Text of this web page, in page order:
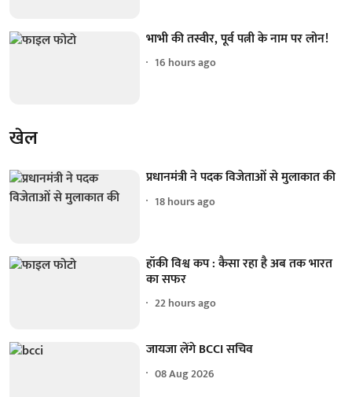
भाभी की तस्वीर, पूर्व पत्नी के नाम पर लोन!
16 hours ago
खेल
प्रधानमंत्री ने पदक विजेताओं से मुलाकात की
18 hours ago
हॉकी विश्व कप : कैसा रहा है अब तक भारत
का सफर
22 hours ago
जायजा लेंगे BCCI सचिव
08 Aug 2026